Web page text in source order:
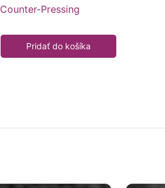
Counter-Pressing
Pridať do košíka